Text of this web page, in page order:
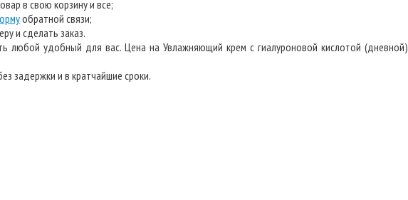
в свою корзину и все;
обратной связи;
и сделать заказ.
любой удобный для вас. Цена на Увлажняющий крем с гиалуроновой кислотой (дневной)
задержки и в кратчайшие сроки.